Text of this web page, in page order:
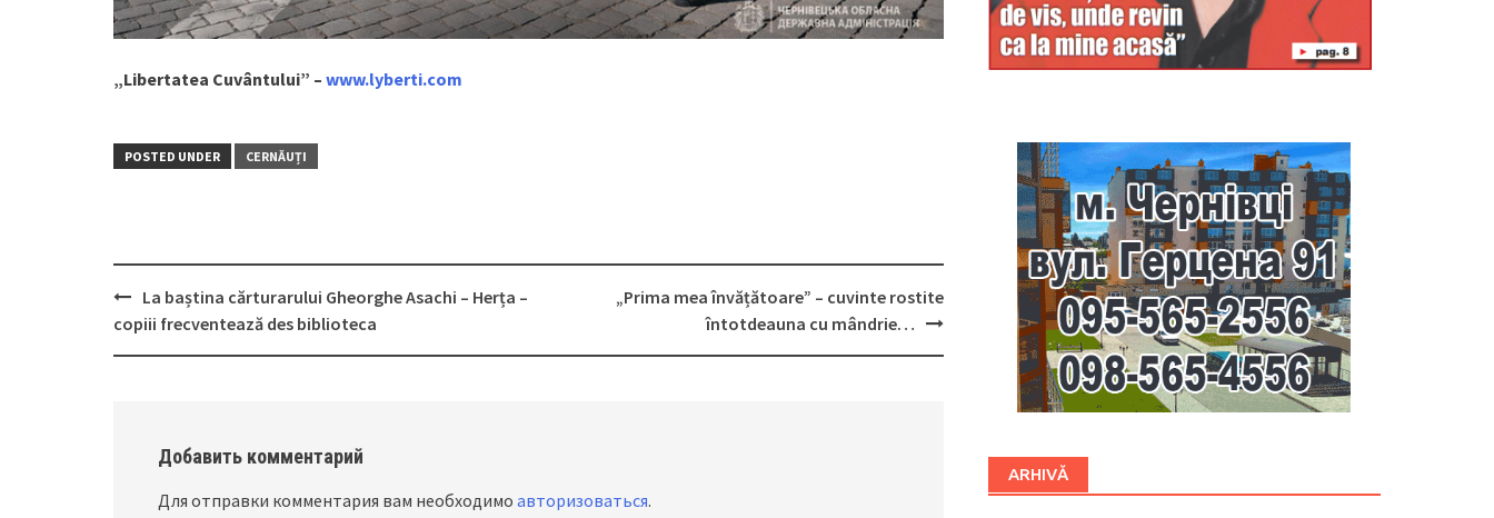
„Libertatea Cuvântului” – www.lyberti.com
POSTED UNDER CERNĂUȚI
Post
navigation
La baștina cărturarului Gheorghe Asachi – Herța –
copiii frecventează des biblioteca
„Prima mea învățătoare” – cuvinte rostite
întotdeauna cu mândrie…
Добавить комментарий
Для отправки комментария вам необходимо авторизоваться.
ARHIVĂ